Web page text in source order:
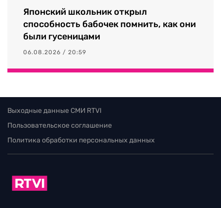
Японский школьник открыл
способность бабочек помнить, как они
были гусеницами
06.08.2026 / 20:59
Выходные данные СМИ RTVI
Пользовательское соглашение
Политика обработки персональных данных